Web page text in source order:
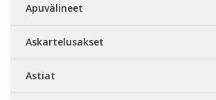
Apuvälineet
Askartelusakset
Astiat